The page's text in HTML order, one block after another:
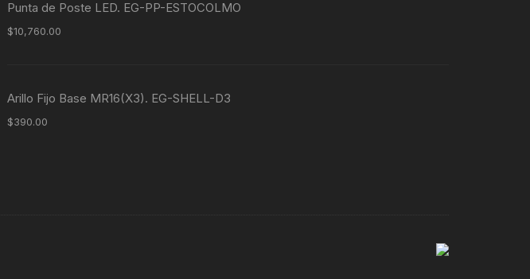
Punta de Poste LED. EG-PP-ESTOCOLMO
$10,760.00
Arillo Fijo Base MR16(X3). EG-SHELL-D3
$390.00